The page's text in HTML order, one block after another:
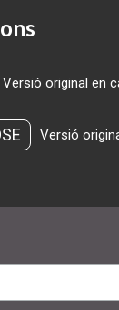
Versió original en
Versió